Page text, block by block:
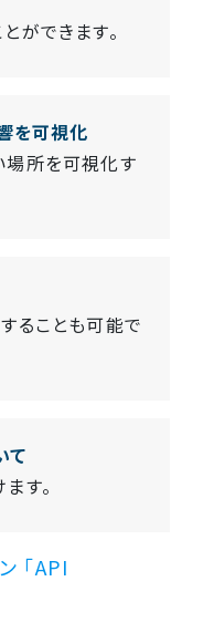
ができます。
を可視化
所を可視化す
ることも可能で
て
す。
「API